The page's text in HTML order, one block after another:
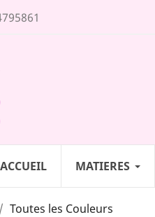
MATIERES
Toutes les Couleurs